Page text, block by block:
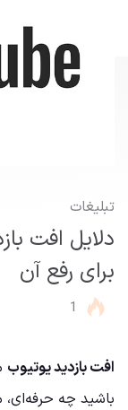
تبلیغات
دلایل افت
برای رفع آن
1
افت بازدید یوتیوب
باشید چه